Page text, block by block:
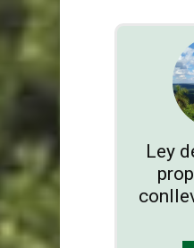
Ley